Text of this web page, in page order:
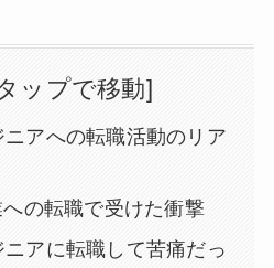
ップで移動]
アへの転職活動のリア
の転職で受けた衝撃
アに転職して苦痛だっ